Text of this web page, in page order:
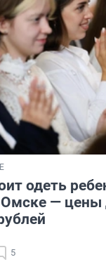
одеть
Омске — цены
5